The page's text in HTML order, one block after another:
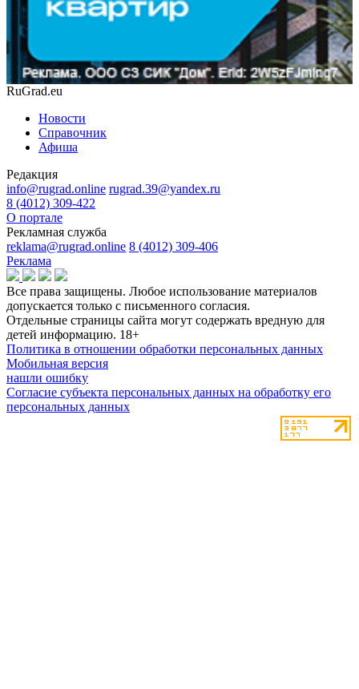
RuGrad.eu
Новости
Справочник
Афиша
Редакция
info@rugrad.online rugrad.39@yandex.ru
8 (4012) 309-422
О портале
Рекламная служба
reklama@rugrad.online 8 (4012) 309-406
Реклама
Все права защищены. Любое использование материалов
допускается только с письменного согласия.
Отдельные страницы сайта могут содержать вредную для
детей информацию. 18+
Политика в отношении обработки персональных данных
Мобильная версия
нашли ошибку
Согласие субъекта персональных данных на обработку его
персональных данных